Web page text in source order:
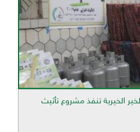
الخيرية تنفذ مشروع تأثيث